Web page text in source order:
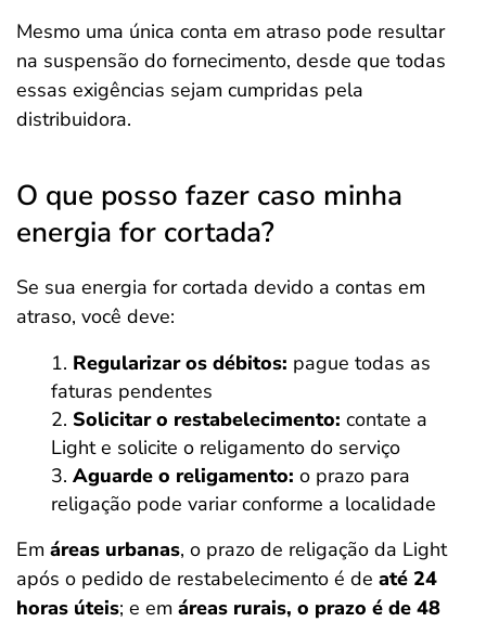
Mesmo uma única conta em atraso pode resultar
na suspensão do fornecimento, desde que todas
essas exigências sejam cumpridas pela
distribuidora.
O que posso fazer caso minha
energia for cortada?
Se sua energia for cortada devido a contas em
atraso, você deve:
Regularizar os débitos: pague todas as
faturas pendentes
Solicitar o restabelecimento: contate a
Light e solicite o religamento do serviço
Aguarde o religamento: o prazo para
religação pode variar conforme a localidade
Em áreas urbanas, o prazo de religação da Light
após o pedido de restabelecimento é de até 24
horas úteis; e em áreas rurais, o prazo é de 48